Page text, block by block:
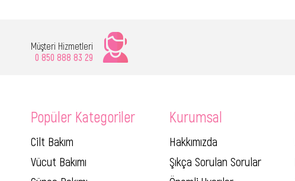
Müşteri Hizmetleri
0 850 888 83 29
Popüler Kategoriler
Cilt Bakım
Vücut Bakımı
Kurumsal
Hakkımızda
Şıkça Sorulan Sorular